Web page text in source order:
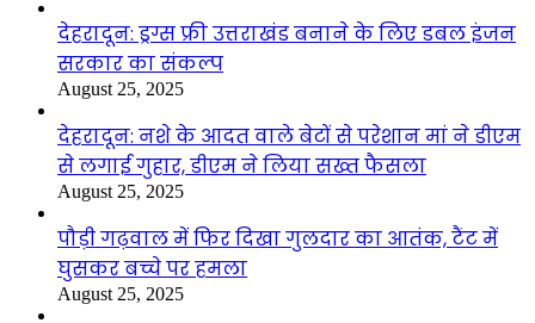
देहरादून: ड्रग्स फ्री उत्तराखंड बनाने के लिए डबल इंजन
सरकार का संकल्प
August 25, 2025
देहरादून: नशे के आदत वाले बेटों से परेशान मां ने डीएम
से लगाई गुहार, डीएम ने लिया सख्त फैसला
August 25, 2025
पौड़ी गढ़वाल में फिर दिखा गुलदार का आतंक, टैंट में
घुसकर बच्चे पर हमला
August 25, 2025